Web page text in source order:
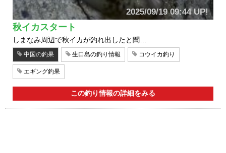
2025/09/19 09:44 UP!
秋イカスタート
しまなみ周辺で秋イカが釣れ出したと聞…
中国の釣果 生口島の釣り情報 コウイカ釣り
エギング釣果
この釣り情報の詳細をみる